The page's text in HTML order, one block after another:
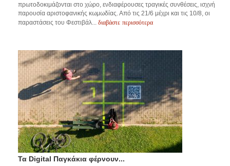
πρωτοδοκιμάζονται στο χώρο, ενδιαφέρουσες τραγικές συνθέσεις, ισχνή
παρουσία αριστοφανικής κωμωδίας. Από τις 21/6 μέχρι και τις 10/8, οι
παραστάσεις του Φεστιβάλ... διαβάστε περισσότερα
Τα Digital Παγκάκια φέρνουν...